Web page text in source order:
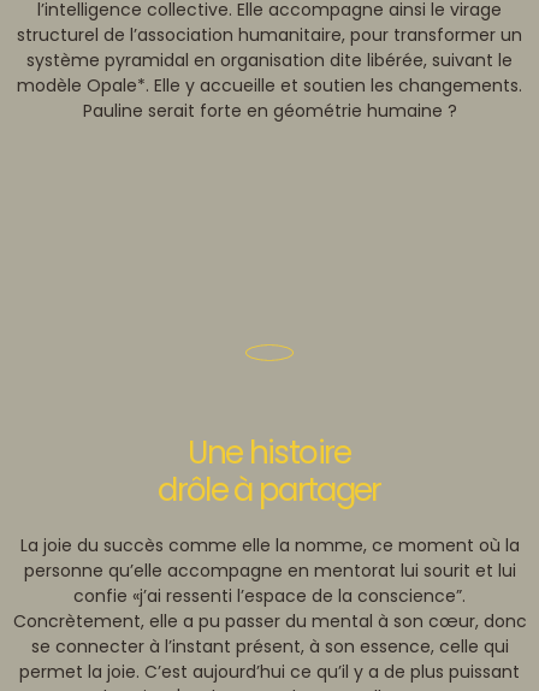
l’intelligence collective. Elle accompagne ainsi le virage
structurel de l’association humanitaire, pour transformer un
système pyramidal en organisation dite libérée, suivant le
modèle Opale*. Elle y accueille et soutien les changements.
Pauline serait forte en géométrie humaine ?
Une histoire
drôle à partager
La joie du succès comme elle la nomme, ce moment où la
personne qu’elle accompagne en mentorat lui sourit et lui
confie «j’ai ressenti l’espace de la conscience”.
Concrètement, elle a pu passer du mental à son cœur, donc
se connecter à l’instant présent, à son essence, celle qui
permet la joie. C’est aujourd’hui ce qu’il y a de plus puissant